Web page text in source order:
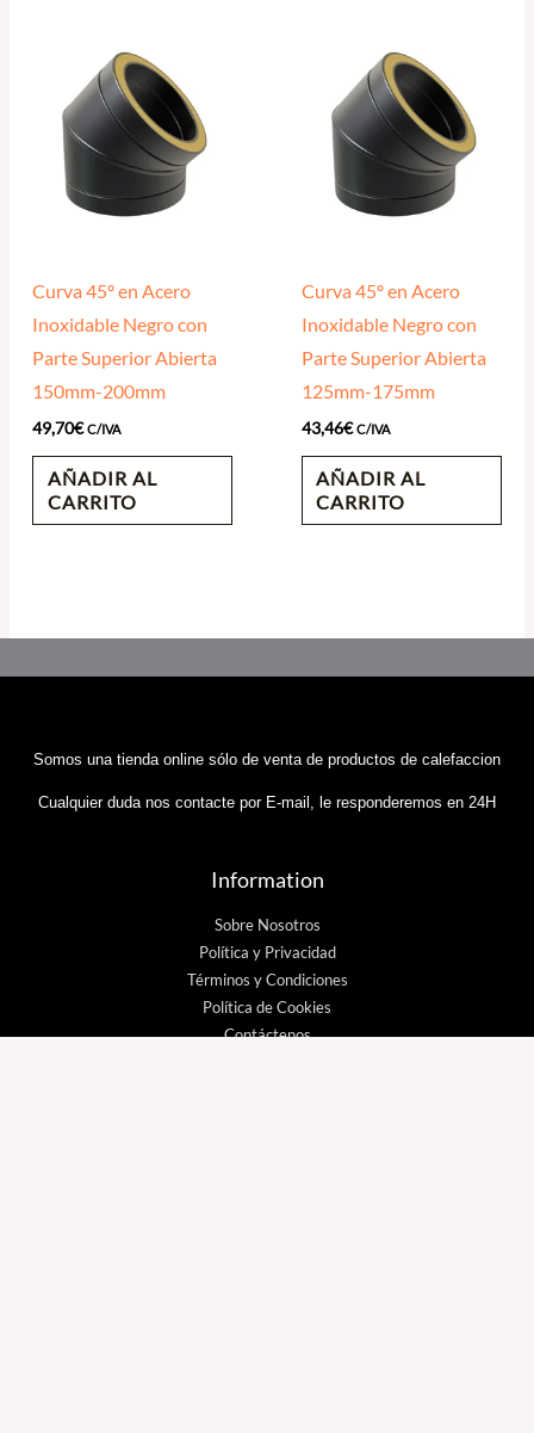
Curva 45º en Acero
Inoxidable Negro con
Parte Superior Abierta
150mm-200mm
49,70€ C/IVA
AÑADIR AL
CARRITO
Curva 45º en Acero
Inoxidable Negro con
Parte Superior Abierta
125mm-175mm
43,46€ C/IVA
AÑADIR AL
CARRITO
Somos una tienda online sólo de venta de productos de calefaccion
Cualquier duda nos contacte por E-mail, le responderemos en 24H
Information
Sobre Nosotros
Política y Privacidad
Términos y Condiciones
Política de Cookies
Contáctenos